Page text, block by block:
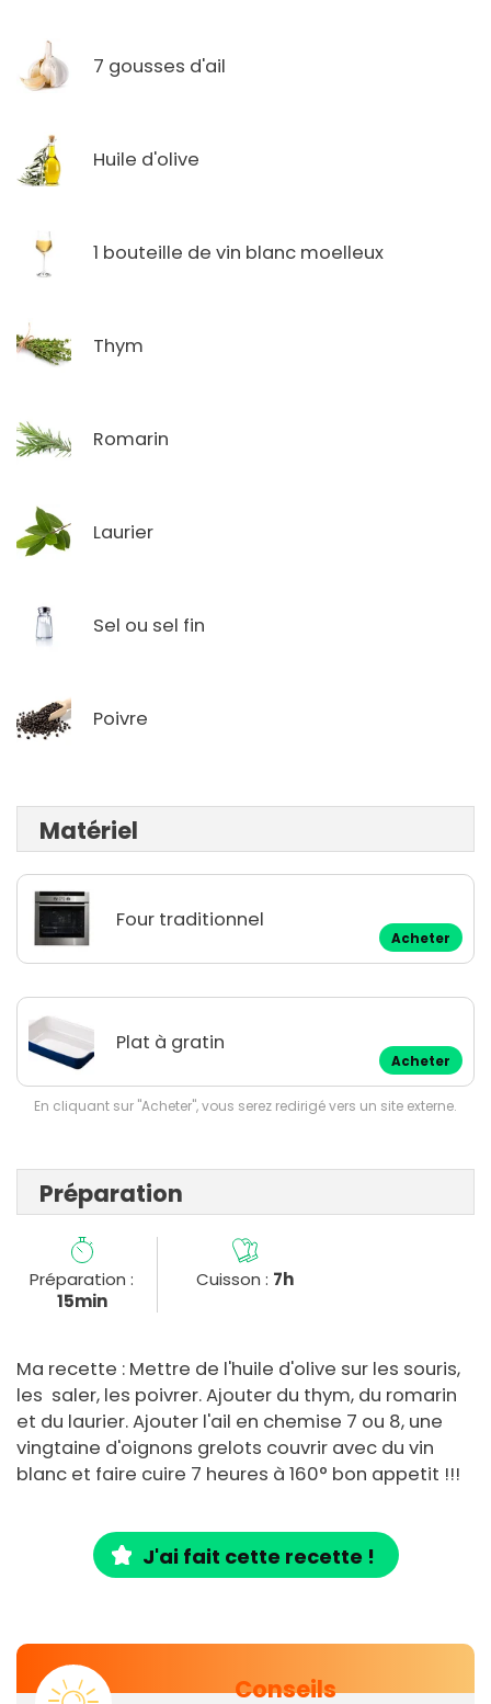
7 gousses d'ail
Huile d'olive
1 bouteille de vin blanc moelleux
Thym
Romarin
Laurier
Sel ou sel fin
Poivre
Matériel
Four traditionnel
Acheter
Plat à gratin
Acheter
En cliquant sur "Acheter", vous serez redirigé vers un site externe.
Préparation
Préparation :
15min
Cuisson : 7h
Ma recette : Mettre de l'huile d'olive sur les souris,
les saler, les poivrer. Ajouter du thym, du romarin
et du laurier. Ajouter l'ail en chemise 7 ou 8, une
vingtaine d'oignons grelots couvrir avec du vin
blanc et faire cuire 7 heures à 160° bon appetit !!!
J'ai fait cette recette !
Conseils